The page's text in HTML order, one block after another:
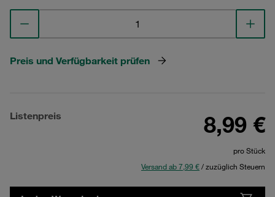
Preis und Verfügbarkeit prüfen
Listenpreis 8,99 €
pro Stück
Versand ab 7,99 €/ zuzüglich Steuern